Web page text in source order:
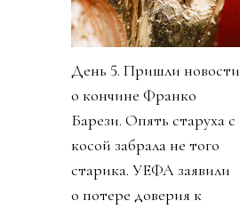
День 5. Пришли новости
о кончине Франко
Барези. Опять старуха с
косой забрала не того
старика. УЕФА заявили
о потере доверия к